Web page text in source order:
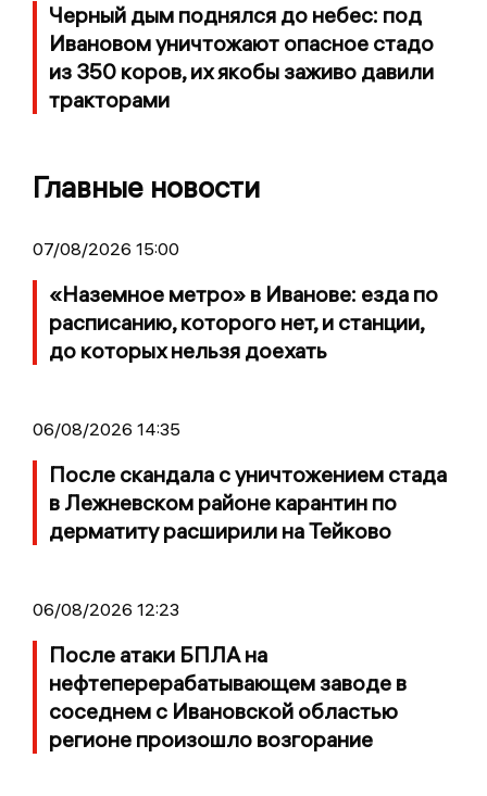
Черный дым поднялся до небес: под
Ивановом уничтожают опасное стадо
из 350 коров, их якобы заживо давили
тракторами
Главные новости
07/08/2026 15:00
«Наземное метро» в Иванове: езда по
расписанию, которого нет, и станции,
до которых нельзя доехать
06/08/2026 14:35
После скандала с уничтожением стада
в Лежневском районе карантин по
дерматиту расширили на Тейково
06/08/2026 12:23
После атаки БПЛА на
нефтеперерабатывающем заводе в
соседнем с Ивановской областью
регионе произошло возгорание